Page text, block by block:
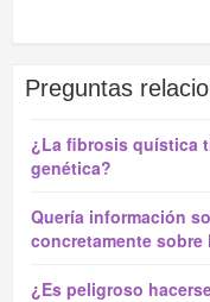
Preguntas
¿La fibrosis quística
genética?
Quería información
concretamente sobre
¿Es peligroso